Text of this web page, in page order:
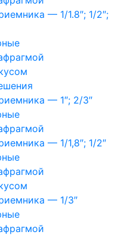
— 1/1.8″; 1/2″;
— 1″; 2/3″
— 1/1,8″; 1/2″
— 1/3″